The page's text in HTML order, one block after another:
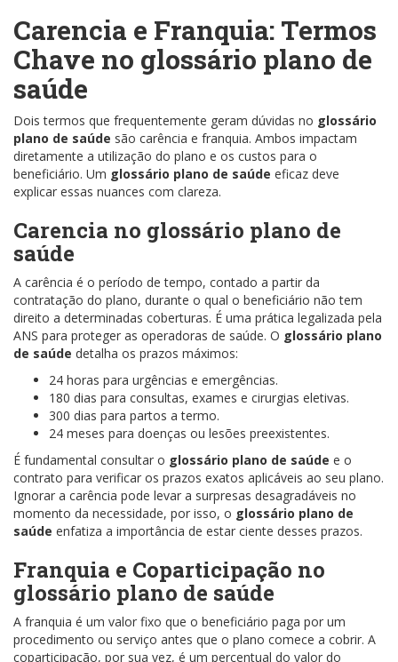
Carencia e Franquia: Termos
Chave no glossário plano de
saúde
Dois termos que frequentemente geram dúvidas no glossário
plano de saúde são carência e franquia. Ambos impactam
diretamente a utilização do plano e os custos para o
beneficiário. Um glossário plano de saúde eficaz deve
explicar essas nuances com clareza.
Carencia no glossário plano de
saúde
A carência é o período de tempo, contado a partir da
contratação do plano, durante o qual o beneficiário não tem
direito a determinadas coberturas. É uma prática legalizada pela
ANS para proteger as operadoras de saúde. O glossário plano
de saúde detalha os prazos máximos:
24 horas para urgências e emergências.
180 dias para consultas, exames e cirurgias eletivas.
300 dias para partos a termo.
24 meses para doenças ou lesões preexistentes.
É fundamental consultar o glossário plano de saúde e o
contrato para verificar os prazos exatos aplicáveis ao seu plano.
Ignorar a carência pode levar a surpresas desagradáveis no
momento da necessidade, por isso, o glossário plano de
saúde enfatiza a importância de estar ciente desses prazos.
Franquia e Coparticipação no
glossário plano de saúde
A franquia é um valor fixo que o beneficiário paga por um
procedimento ou serviço antes que o plano comece a cobrir. A
coparticipação, por sua vez, é um percentual do valor do